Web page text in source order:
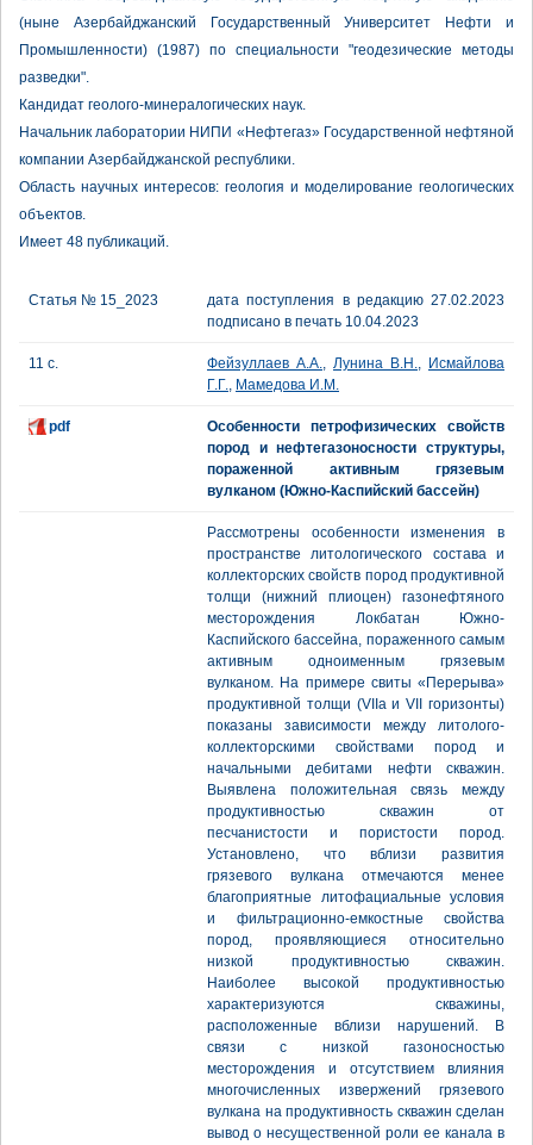
(ныне Азербайджанский Государственный Университет Нефти и
Промышленности) (1987) по специальности "геодезические методы
разведки".
Кандидат геолого-минералогических наук.
Начальник лаборатории НИПИ «Нефтегаз» Государственной нефтяной
компании Азербайджанской республики.
Область научных интересов: геология и моделирование геологических
объектов.
Имеет 48 публикаций.
Статья № 15_2023
дата поступления в редакцию 27.02.2023
подписано в печать 10.04.2023
11 с. Фейзуллаев А.А., Лунина В.Н., Исмайлова
Г.Г., Мамедова И.М.
pdf
Особенности петрофизических свойств
пород и нефтегазоносности структуры,
пораженной активным грязевым
вулканом (Южно-Каспийский бассейн)
Рассмотрены особенности изменения в
пространстве литологического состава и
коллекторских свойств пород продуктивной
толщи (нижний плиоцен) газонефтяного
месторождения Локбатан Южно-
Каспийского бассейна, пораженного самым
активным одноименным грязевым
вулканом. На примере свиты «Перерыва»
продуктивной толщи (VIIа и VII горизонты)
показаны зависимости между литолого-
коллекторскими свойствами пород и
начальными дебитами нефти скважин.
Выявлена положительная связь между
продуктивностью скважин от
песчанистости и пористости пород.
Установлено, что вблизи развития
грязевого вулкана отмечаются менее
благоприятные литофациальные условия
и фильтрационно-емкостные свойства
пород, проявляющиеся относительно
низкой продуктивностью скважин.
Наиболее высокой продуктивностью
характеризуются скважины,
расположенные вблизи нарушений. В
связи с низкой газоносностью
месторождения и отсутствием влияния
многочисленных извержений грязевого
вулкана на продуктивность скважин сделан
вывод о несущественной роли ее канала в